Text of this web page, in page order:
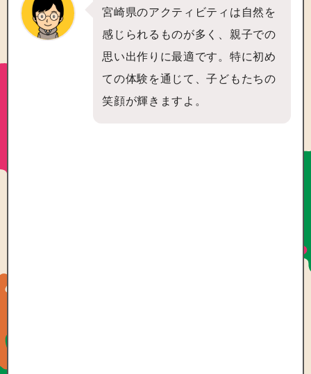
宮崎県のアクティビティは自然を
感じられるものが多く、親子での
思い出作りに最適です。特に初め
ての体験を通じて、子どもたちの
笑顔が輝きますよ。